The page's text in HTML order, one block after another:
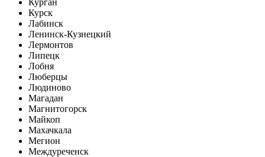
Курск
Лабинск
Ленинск-Кузнецкий
Лермонтов
Липецк
Лобня
Люберцы
Людиново
Магадан
Магнитогорск
Майкоп
Махачкала
Мегион
Междуреченск